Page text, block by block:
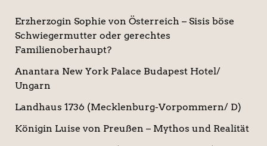
Erzherzogin Sophie von Österreich – Sisis böse
Schwiegermutter oder gerechtes
Familienoberhaupt?
Anantara New York Palace Budapest Hotel/
Ungarn
Landhaus 1736 (Mecklenburg-Vorpommern/ D)
Königin Luise von Preußen – Mythos und Realität